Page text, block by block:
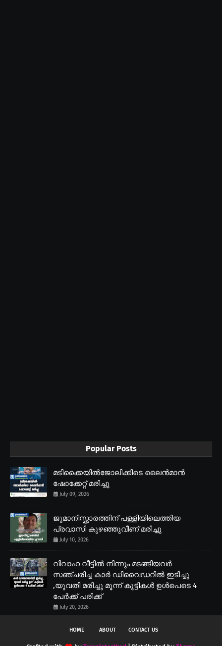
Popular Posts
മടിക്കൈയിൽജോലിക്കിടെ ലൈൻമാൻ
ഷോക്കേറ്റ് മരിച്ചു
July 09, 2026
ജുമാനിസ്ക്കാരത്തിന് പള്ളിയിലെത്തിയ
പ്രവാസി കുഴഞ്ഞുവീണ് മരിച്ചു
July 10, 2026
വിവാഹ വീട്ടിൽ നിന്നും മടങ്ങിയവർ
സഞ്ചരിച്ച കാർ ഡിവൈഡറിൽ ഇടിച്ചു
,യുവതി മരിച്ചു മൂന്ന് കുട്ടികൾ ഉൾപെടെ 4
പേർക്ക് പരിക്ക്
July 20, 2026
HOME ABOUT CONTACT US